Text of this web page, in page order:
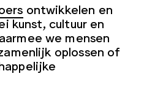
ontwikkelen en
kunst, cultuur en
we mensen
oplossen of